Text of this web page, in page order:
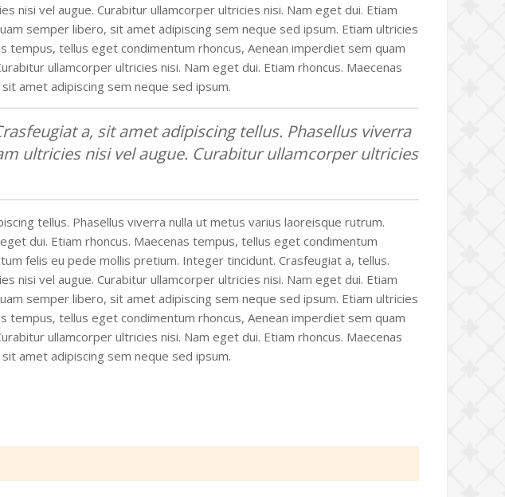
nisi vel augue. Curabitur ullamcorper ultricies nisi. Nam eget dui. Etiam
semper libero, sit amet adipiscing sem neque sed ipsum. Etiam ultricies
tempus, tellus eget condimentum rhoncus, Aenean imperdiet sem quam
ullamcorper ultricies nisi. Nam eget dui. Etiam rhoncus. Maecenas
amet adipiscing sem neque sed ipsum.
a, sit amet adipiscing tellus. Phasellus viverra
ultricies nisi vel augue. Curabitur ullamcorper ultricies
tellus. Phasellus viverra nulla ut metus varius laoreisque rutrum.
dui. Etiam rhoncus. Maecenas tempus, tellus eget condimentum
felis eu pede mollis pretium. Integer tincidunt. Crasfeugiat a, tellus.
nisi vel augue. Curabitur ullamcorper ultricies nisi. Nam eget dui. Etiam
semper libero, sit amet adipiscing sem neque sed ipsum. Etiam ultricies
tempus, tellus eget condimentum rhoncus, Aenean imperdiet sem quam
ullamcorper ultricies nisi. Nam eget dui. Etiam rhoncus. Maecenas
amet adipiscing sem neque sed ipsum.